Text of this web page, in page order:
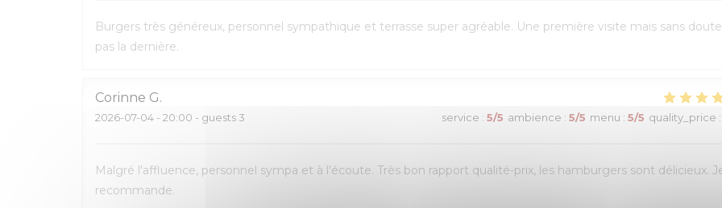
Burgers très généreux, personnel sympathique et terrasse super agréable. Une première visite mais sans doute
pas la dernière.
Corinne G
2026-07-04 - 20:00 - guests 3 service : 5/5 ambience : 5/5 menu : 5/5 quality_price :
Malgré l'affluence, personnel sympa et à l'écoute. Très bon rapport qualité-prix, les hamburgers sont délicieux.
recommande.